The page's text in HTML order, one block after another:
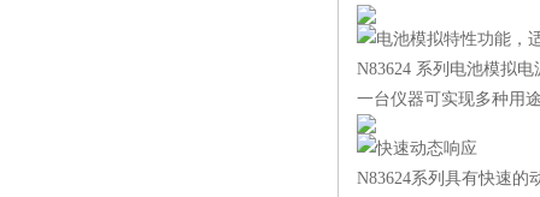
电池模拟特性功能，
N83624 系列电池模拟
一台仪器可实现多种用
快速动态响应
N83624系列具有快速的